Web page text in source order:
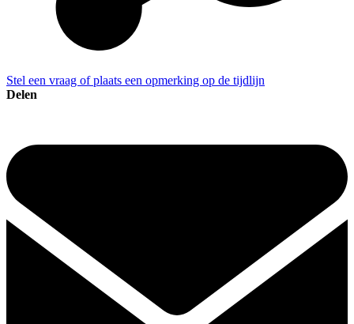
Stel een vraag of plaats een opmerking op de tijdlijn
Delen